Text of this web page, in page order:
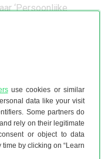
use cookies or similar
data like your visit
Some partners do
rely on their legitimate
or object to data
by clicking on “Learn
‘Persoonlijke
keuze.
Planet-app